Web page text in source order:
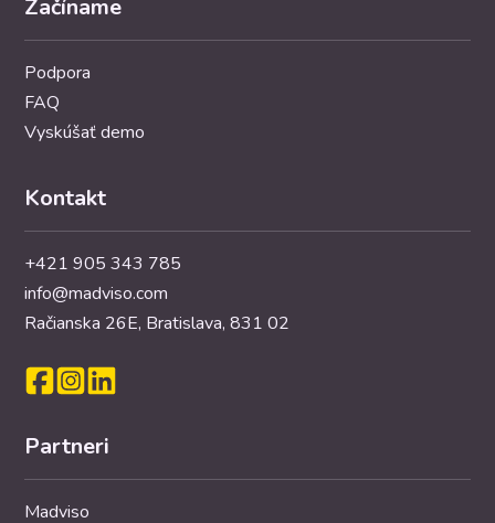
Začíname
Podpora
FAQ
Vyskúšať demo
Kontakt
+421 905 343 785
info@madviso.com
Račianska 26E, Bratislava, 831 02
Partneri
Madviso